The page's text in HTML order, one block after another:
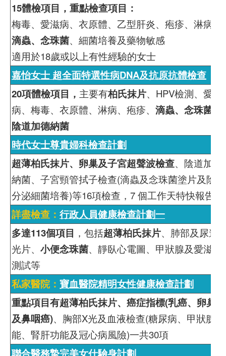
15體檢項目，重點檢查項目：
梅毒、愛滋病、衣原體、乙型肝炎、疱疹、淋病、
滴蟲、念珠菌、細菌培養及藥物敏感
適用於18歲或以上有性經驗的女士
嘉怡女士 超全面特選性病DNA及抗原抗體檢查
20項體檢項目， 主要有柏氏抹片、HPV檢測、愛滋
病、梅毒、衣原體、淋病、疱疹、 滴蟲、念珠菌、
陰道加德納菌
時代女士尊貴婦科檢查計劃
超薄柏氏抹片、卵巢及子宮超聲波檢查、陰道加德
納菌、子宮頸管拭子檢查(滴蟲及念珠菌塗片及陰道
分泌細菌培養)等16項檢查，7 個工作天特快報告
詳盡檢查： 行政人員健康檢查計劃一
多達113個項目 ，包括超薄柏氏抹片、肺部及尿道X
光片、 小便念珠菌、靜臥心電圖、甲狀腺及愛滋病
測試等
私家醫院： 寶血醫院精明女性健康檢查計劃
重點項目有超薄柏氏抹片、癌症指標(乳癌、卵巢癌
及鼻咽癌)、胸部X光及血液檢查(糖尿病、甲狀腺功
能、腎肝功能及冠心病風險)一共30項
聯合醫務摯完美女仕驗身計劃